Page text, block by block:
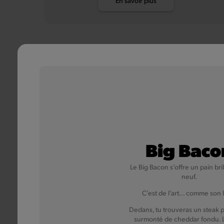
Big
Le Big Bacon s’offre un pain
neuf.
C’est de l’art… comme son
Dedans, tu trouveras un steak
surmonté de cheddar fondu.